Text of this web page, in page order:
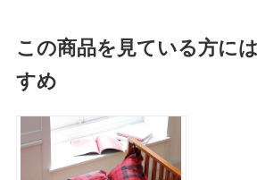
この商品を見ている方に
すめ